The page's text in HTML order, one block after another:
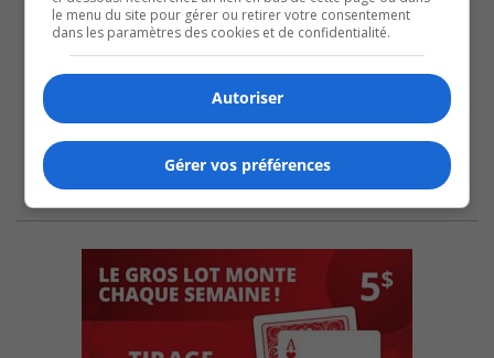
le menu du site pour gérer ou retirer votre consentement
dans les paramètres des cookies et de confidentialité.
Autoriser
Gérer vos préférences